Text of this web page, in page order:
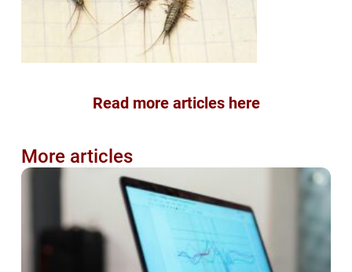
Read more articles here
More articles